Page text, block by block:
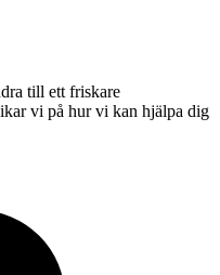
till ett friskare
vi på hur vi kan hjälpa dig